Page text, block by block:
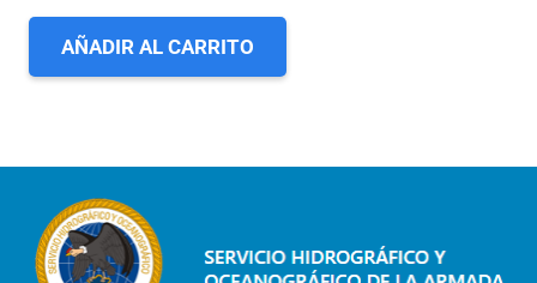
AÑADIR AL CARRITO